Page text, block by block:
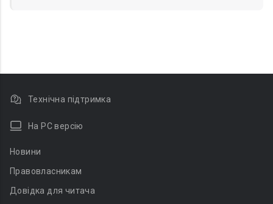
Технічна підтримка
На PC версію
Новини
Правовласникам
Довідка для читача